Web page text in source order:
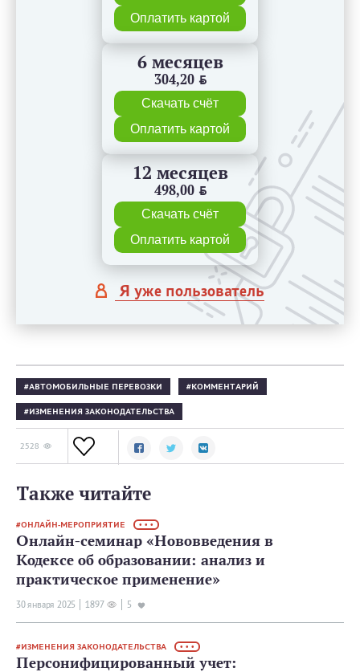
Оплатить картой
6 месяцев
304,20 BYN
Скачать счёт
Оплатить картой
12 месяцев
498,00 BYN
Скачать счёт
Оплатить картой
Я уже пользователь
АВТОМОБИЛЬНЫЕ ПЕРЕВОЗКИ КОММЕНТАРИЙ
ИЗМЕНЕНИЯ ЗАКОНОДАТЕЛЬСТВА
2528
Также читайте
ОНЛАЙН-МЕРОПРИЯТИЕ • • •
Онлайн-семинар «Нововведения в
Кодексе об образовании: анализ и
практическое применение»
30 января 2025 1897 5
ИЗМЕНЕНИЯ ЗАКОНОДАТЕЛЬСТВА • • •
Персонифицированный учет: